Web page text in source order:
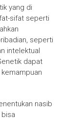
yang di
sifat seperti
seperti
intelektual
dapat
nasib